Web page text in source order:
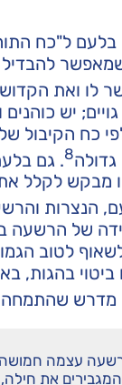
ל"כח
להבדיל
לו ואת הקדוש
יש
כח הקיבול
8. גם
מבקש לקלל את
הנצרות
של הרשעה
לטוב
ביטוי בהגות,
מדרש שהתמחה
עצמה חמושה
המגבירים את חילה,